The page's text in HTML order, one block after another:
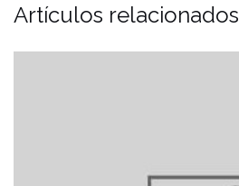
Artículos relacionados